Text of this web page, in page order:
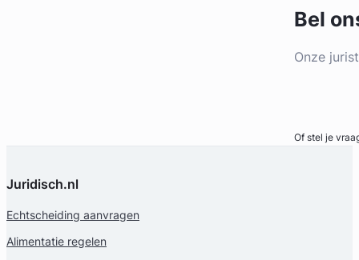
Bel
Onze
Of stel je
Juridisch.nl
Echtscheiding aanvragen
Alimentatie regelen